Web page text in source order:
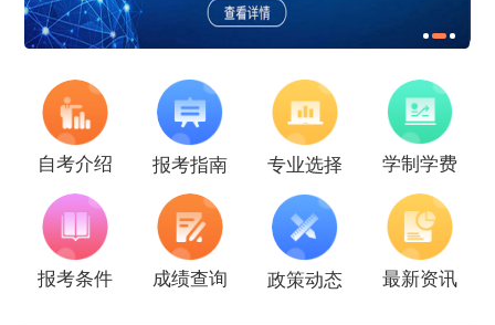
自考介绍 报考指南 专业选择 学制学费
报考条件 成绩查询 政策动态 最新资讯
2025年4月湖南自考课程安排及教材目录已